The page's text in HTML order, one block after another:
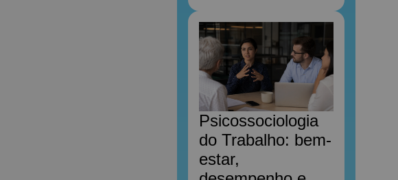
Psicossociologia
do Trabalho: bem-
estar,